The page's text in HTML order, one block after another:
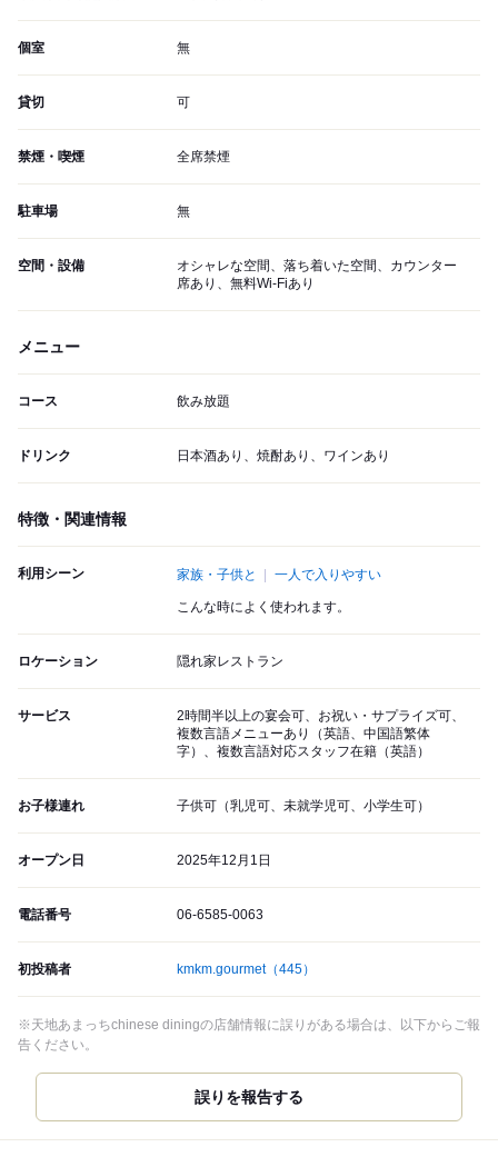
個室 無
貸切 可
禁煙・喫煙 全席禁煙
駐車場 無
空間・設備
オシャレな空間、落ち着いた空間、カウンター
席あり、無料Wi-Fiあり
メニュー
コース 飲み放題
ドリンク 日本酒あり、焼酎あり、ワインあり
特徴・関連情報
利用シーン 家族・子供と 一人で入りやすい
こんな時によく使われます。
ロケーション 隠れ家レストラン
サービス
2時間半以上の宴会可、お祝い・サプライズ可、
複数言語メニューあり（英語、中国語繁体
字）、複数言語対応スタッフ在籍（英語）
お子様連れ 子供可（乳児可、未就学児可、小学生可）
オープン日 2025年12月1日
電話番号 06-6585-0063
初投稿者 kmkm.gourmet（445）
※天地あまっちchinese diningの店舗情報に誤りがある場合は、以下からご報
告ください。
誤りを報告する